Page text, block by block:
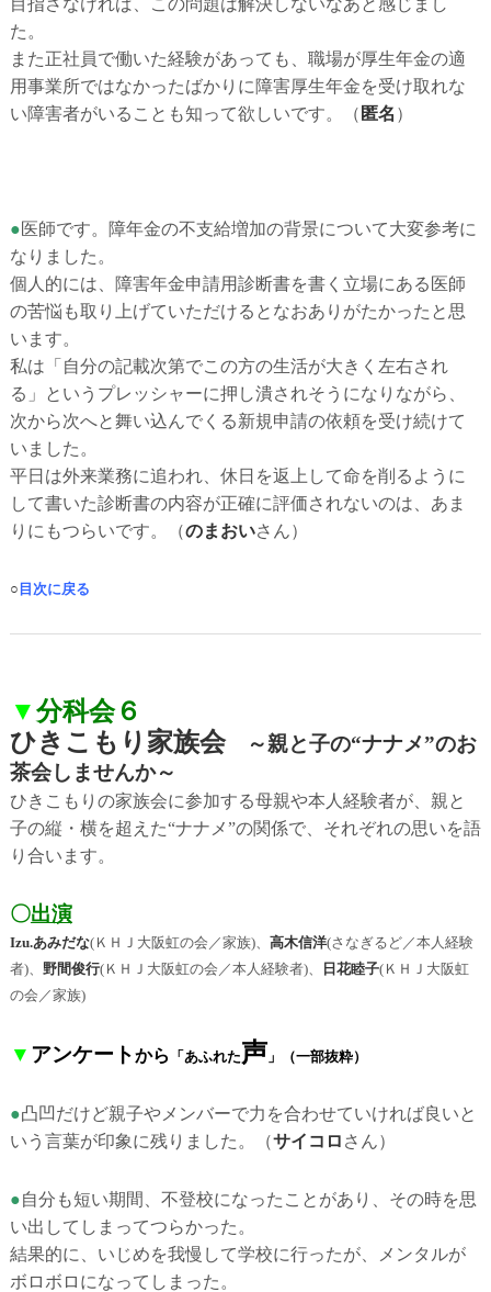
た。
また正社員で働いた経験があっても、職場が厚生年金の適
用事業所ではなかったばかりに障害厚生年金を受け取れな
い障害者がいることも知って欲しいです。
（ 匿名 ）
●医師です。障年金の不支給増加の背景について大変参考に
なりました。
個人的には、障害年金申請用診断書を書く立場にある医師
の苦悩も取り上げていただけるとなおありがたかったと思
います。
私は「自分の記載次第でこの方の生活が大きく左右され
る」というプレッシャーに押し潰されそうになりながら、
次から次へと舞い込んでくる新規申請の依頼を受け続けて
いました。
平日は外来業務に追われ、休日を返上して命を削るように
して書いた診断書の内容が正確に評価されないのは、あま
りにもつらいです。
（のまおいさん）
○ 目次に戻る
▼分科会６
ひきこもり家族会～親と子の“ナナメ”のお
茶会しませんか～
ひきこもりの家族会に参加する母親や本人経験者が、親と
子の縦・横を超えた“ナナメ”の関係で、それぞれの思いを語
り合います。
〇出演
Izu.あみだな(ＫＨＪ大阪虹の会／家族)、 高木信洋(さなぎるど／本人経験
者)、 野間俊行(ＫＨＪ大阪虹の会／本人経験者)、 日花睦子(ＫＨＪ大阪虹
の会／家族)
▼ アンケートから 「あふれた声 」 （一部抜粋）
●凸凹だけど親子やメンバーで力を合わせていければ良いと
いう言葉が印象に残りました。
（サイコロ さん）
●自分も短い期間、不登校になったことがあり、その時を思
い出してしまってつらかった。
結果的に、いじめを我慢して学校に行ったが、メンタルが
ボロボロになってしまった。